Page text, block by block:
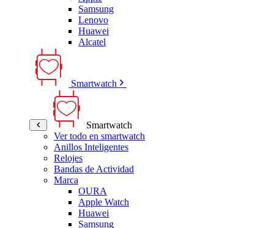
Samsung
Lenovo
Huawei
Alcatel
Smartwatch
Smartwatch
Ver todo en smartwatch
Anillos Inteligentes
Relojes
Bandas de Actividad
Marca
OURA
Apple Watch
Huawei
Samsung